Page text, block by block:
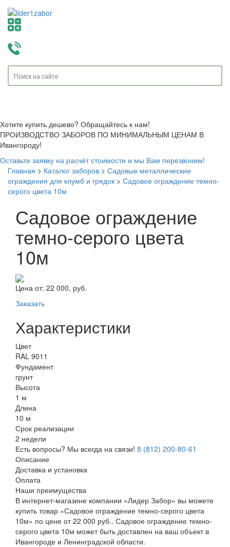
Хотите купить дешево? Обращайтесь к нам!
ПРОИЗВОДСТВО ЗАБОРОВ ПО МИНИМАЛЬНЫМ ЦЕНАМ В
Ивангороду!
Оставьте заявку на расчёт стоимости и мы Вам перезвоним!
Главная > Каталог заборов > Садовые металлические
ограждения для клумб и грядок > Садовое ограждение темно-
серого цвета 10м
Садовое ограждение
темно-серого цвета
10м
Цена от: 22 000, руб.
Заказать
Характеристики
Цвет
RAL 9011
Фундамент
грунт
Высота
1 м
Длина
10 м
Срок реализации
2 недели
Есть вопросы? Мы всегда на связи! 8 (812) 200-80-61
Описание
Доставка и установка
Оплата
Наши преимущества
В интернет-магазине компании «Лидер Забор» вы можете
купить товар «Садовое ограждение темно-серого цвета
10м» по цене от 22 000 руб.. Садовое ограждение темно-
серого цвета 10м может быть доставлен на ваш объект в
Ивангороде и Ленинградской области.